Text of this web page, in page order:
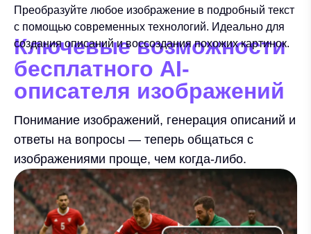
Преобразуйте любое изображение в подробный текст
с помощью современных технологий. Идеально для
создания описаний и воссоздания похожих картинок.
Ключевые возможности
бесплатного AI-
описателя изображений
Понимание изображений, генерация описаний и
ответы на вопросы — теперь общаться с
изображениями проще, чем когда-либо.